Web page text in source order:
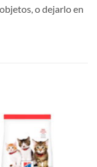
o dejarlo en